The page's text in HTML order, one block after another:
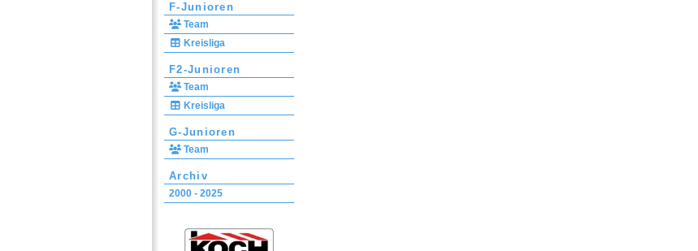
F-Junioren
Team
Kreisliga
F2-Junioren
Team
Kreisliga
G-Junioren
Team
Archiv
2000 - 2025